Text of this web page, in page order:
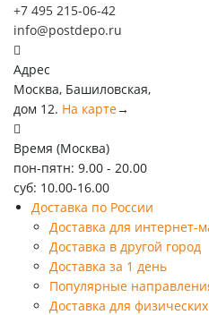
+7 495 215-06-42
info@postdepo.ru
Адрес
Москва, Башиловская,
дом 12. На карте→
Время (Москва)
пон-пятн: 9.00 - 20.00
суб: 10.00-16.00
Доставка по России
Доставка для интернет-
Доставка в другой город
Доставка за 1 день
Популярные
Доставка для